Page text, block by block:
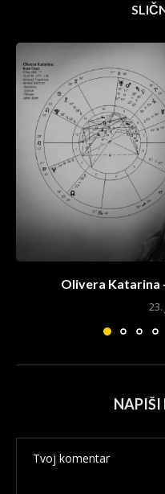
Olivera Katarina
23.
NAPIŠI